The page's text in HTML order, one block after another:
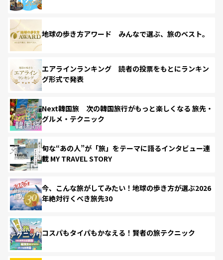
地球の歩き方アワード みんなで選ぶ、旅のベスト。
エアラインランキング 読者の投票をもとにランキン
グ形式で発表
Next韓国旅 次の韓国旅行がもっと楽しくなる 旅先・
グルメ・テクニック
旬な“あの人”が「旅」をテーマに語るインタビュー連
載 MY TRAVEL STORY
今、こんな旅がしてみたい！地球の歩き方が選ぶ2026
年絶対行くべき旅先30
コスパもタイパもかなえる！賢者の旅テクニック